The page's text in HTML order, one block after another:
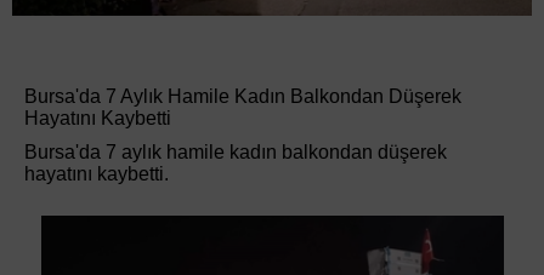
Bursa'da 7 Aylık Hamile Kadın Balkondan Düşerek
Hayatını Kaybetti
Bursa'da 7 aylık hamile kadın balkondan düşerek
hayatını kaybetti.